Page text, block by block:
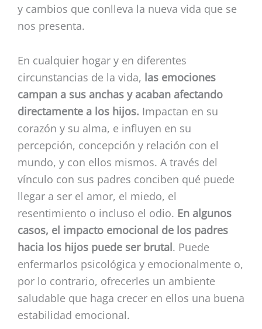
y cambios que conlleva la nueva vida que se
nos presenta.
En cualquier hogar y en diferentes
circunstancias de la vida, las emociones
campan a sus anchas y acaban afectando
directamente a los hijos. Impactan en su
corazón y su alma, e influyen en su
percepción, concepción y relación con el
mundo, y con ellos mismos. A través del
vínculo con sus padres conciben qué puede
llegar a ser el amor, el miedo, el
resentimiento o incluso el odio. En algunos
casos, el impacto emocional de los padres
hacia los hijos puede ser brutal. Puede
enfermarlos psicológica y emocionalmente o,
por lo contrario, ofrecerles un ambiente
saludable que haga crecer en ellos una buena
estabilidad emocional.